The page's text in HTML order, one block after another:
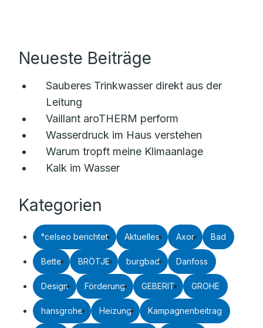
Neueste Beiträge
Sauberes Trinkwasser direkt aus der
Leitung
Vaillant aroTHERM perform
Wasserdruck im Haus verstehen
Warum tropft meine Klimaanlage
Kalk im Wasser
Kategorien
°celseo berichtet Aktuelles Axor Bad
Bette BRÖTJE burgbad Danfoss
Design Förderung GEBERIT GROHE
hansgrohe Heizung Kampagnenbeitrag